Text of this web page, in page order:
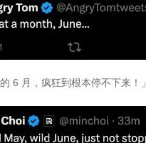
6 月，疯狂到根本停不下来！」